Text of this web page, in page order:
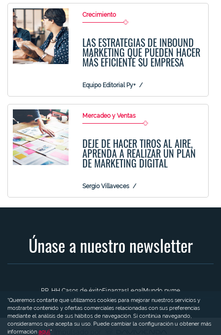
Crecimiento
LAS ESTRATEGIAS DE INBOUND
MARKETING QUE PUEDEN HACER
MÁS EFICIENTE SU EMPRESA
Equipo Editorial Py+
Mercadeo y Ventas
DEJE DE HACER TIROS AL AIRE,
APRENDA A REALIZAR UN PLAN
DE MARKETING DIGITAL
Sergio Villaveces
Únase a nuestro newsletter
RR. HH. Casos de éxitoFinanzasLegalMundo pyme
“Queremos contarte que utilizamos cookies para mejorar nuestros servicios y
mostrarte contenido y ofertas comerciales relacionadas con sus preferencias
mediante el análisis de sus hábitos de navegación. Si continúa navegando,
consideramos que acepta su uso. Puede cambiar la configuración u obtener más
información aquí."